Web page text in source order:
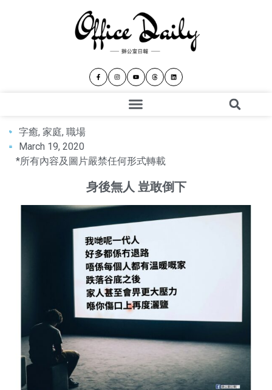
字癒, 家庭, 職場
March 19, 2020
*所有內容及圖片嚴禁任何形式轉載
身後無人 豈敢倒下